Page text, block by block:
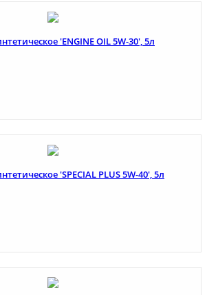
'ENGINE OIL 5W-30', 5л
'SPECIAL PLUS 5W-40', 5л